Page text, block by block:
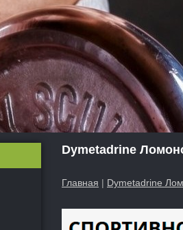
Dymetadrine
Главная | Dymetadrine